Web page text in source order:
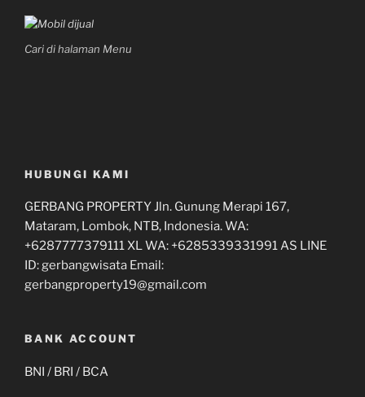
Cari di halaman Menu
HUBUNGI KAMI
GERBANG PROPERTY Jln. Gunung Merapi 167,
Mataram, Lombok, NTB, Indonesia. WA:
+6287777379111 XL WA: +6285339331991 AS LINE
ID: gerbangwisata Email:
gerbangproperty19@gmail.com
BANK ACCOUNT
BNI / BRI / BCA